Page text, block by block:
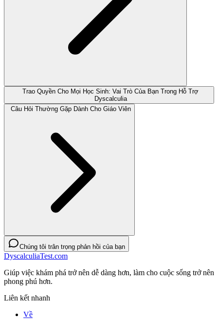
Trao Quyền Cho Mọi Học Sinh: Vai Trò Của Bạn Trong Hỗ Trợ
Dyscalculia
Câu Hỏi Thường Gặp Dành Cho Giáo Viên
Chúng tôi trân trọng phản hồi của bạn
DyscalculiaTest.com
Giúp việc khám phá trở nên dễ dàng hơn, làm cho cuộc sống trở nên
phong phú hơn.
Liên kết nhanh
Về